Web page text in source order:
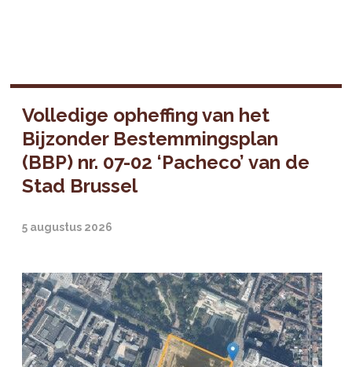
Volledige opheffing van het
Bijzonder Bestemmingsplan
(BBP) nr. 07-02 ‘Pacheco’ van de
Stad Brussel
5 augustus 2026